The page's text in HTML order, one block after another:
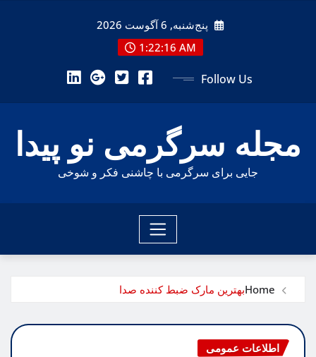
پنج‌شنبه, 6 آگوست 2026
1:22:17 AM
Follow Us
مجله سرگرمی نو پیدا
جایی برای سرگرمی با چاشنی فکر و شوخی
Homeبهترین مارک ضبط کننده صدا
اطلاعات عمومی